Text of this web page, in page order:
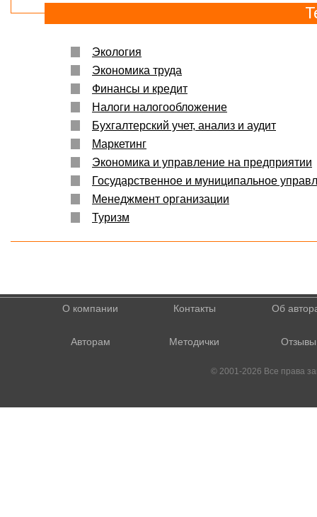
Экология
Экономика труда
Финансы и кредит
Налоги налогообложение
Бухгалтерский учет, анализ и аудит
Маркетинг
Экономика и управление на предприятии
Государственное и муниципальное
Менеджмент организации
Туризм
О компании Контакты Об
Авторам Методички Отзывы
© 2001-2026 Все права